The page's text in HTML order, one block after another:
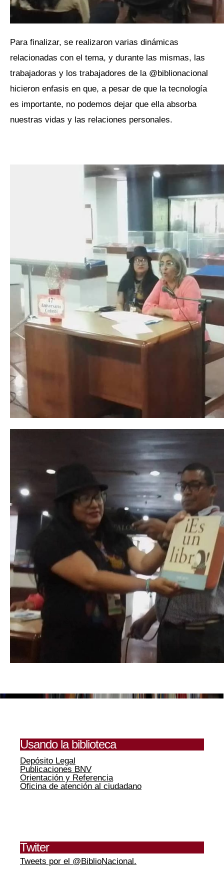
Para finalizar, se realizaron varias dinámicas
relacionadas con el tema, y durante las mismas, las
trabajadoras y los trabajadores de la @biblionacional
hicieron enfasis en que, a pesar de que la tecnología
es importante, no podemos dejar que ella absorba
nuestras vidas y las relaciones personales.
Usando la biblioteca
Depósito Legal
Publicaciones BNV
Orientación y Referencia
Oficina de atención al ciudadano
Twiter
Tweets por el @BiblioNacional.